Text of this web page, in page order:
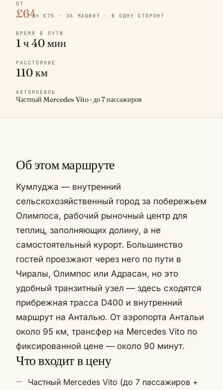
ОТ
£64≈ €75 · ЗА МАШИНУ · В ОДНУ СТОРОНУ
ВРЕМЯ В ПУТИ
1 ч 40 мин
РАССТОЯНИЕ
110 км
АВТОМОБИЛЬ
Частный Mercedes Vito · до 7 пассажиров
Об этом маршруте
Кумлуджа — внутренний
сельскохозяйственный город за побережьем
Олимпоса, рабочий рыночный центр для
теплиц, заполняющих долину, а не
самостоятельный курорт. Большинство
гостей проезжают через него по пути в
Чиралы, Олимпос или Адрасан, но это
удобный транзитный узел — здесь сходятся
прибрежная трасса D400 и внутренний
маршрут на Анталью. От аэропорта Антальи
около 95 км, трансфер на Mercedes Vito по
фиксированной цене — около 90 минут.
Что входит в цену
Частный Mercedes Vito (до 7 пассажиров +